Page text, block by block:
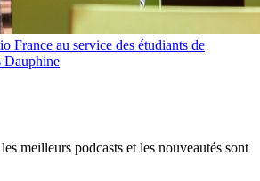
France au service des étudiants de
Dauphine
meilleurs podcasts et les nouveautés sont